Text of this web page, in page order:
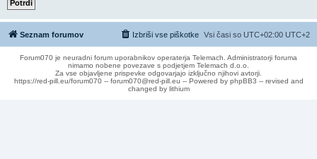
Seznam forumov Vsi časi so UTC+02:00 UTC+2
Izbriši vse piškotke
Forum070 je neuradni forum uporabnikov operaterja Telemach. Administratorji foruma
nimamo nobene povezave s podjetjem Telemach d.o.o.
Za vse objavljene prispevke odgovarjajo izključno njihovi avtorji.
https://red-pill.eu/forum070 -- forum070@red-pill.eu -- Powered by phpBB3 -- revised and
changed by lithium